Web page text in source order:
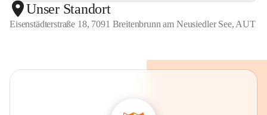
Unser Standort
Eisenstädterstraße 18, 7091 Breitenbrunn am Neusiedler See, AUT